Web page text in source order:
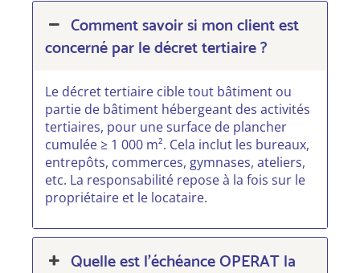
Comment savoir si mon client est
concerné par le décret tertiaire ?
Le décret tertiaire cible tout bâtiment ou
partie de bâtiment hébergeant des activités
tertiaires, pour une surface de plancher
cumulée ≥ 1 000 m². Cela inclut les bureaux,
entrepôts, commerces, gymnases, ateliers,
etc. La responsabilité repose à la fois sur le
propriétaire et le locataire.
Quelle est l’échéance OPERAT la